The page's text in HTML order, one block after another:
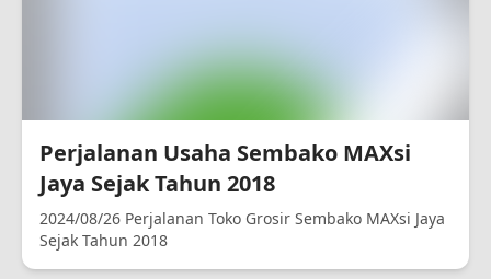
Perjalanan Usaha Sembako MAXsi
Jaya Sejak Tahun 2018
2024/08/26 Perjalanan Toko Grosir Sembako MAXsi Jaya
Sejak Tahun 2018